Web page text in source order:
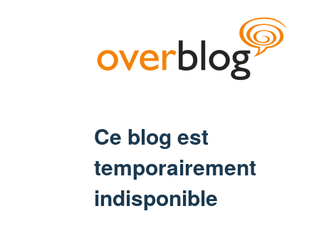
Ce blog est
temporairement
indisponible